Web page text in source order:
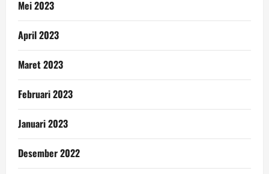
Mei 2023
April 2023
Maret 2023
Februari 2023
Januari 2023
Desember 2022